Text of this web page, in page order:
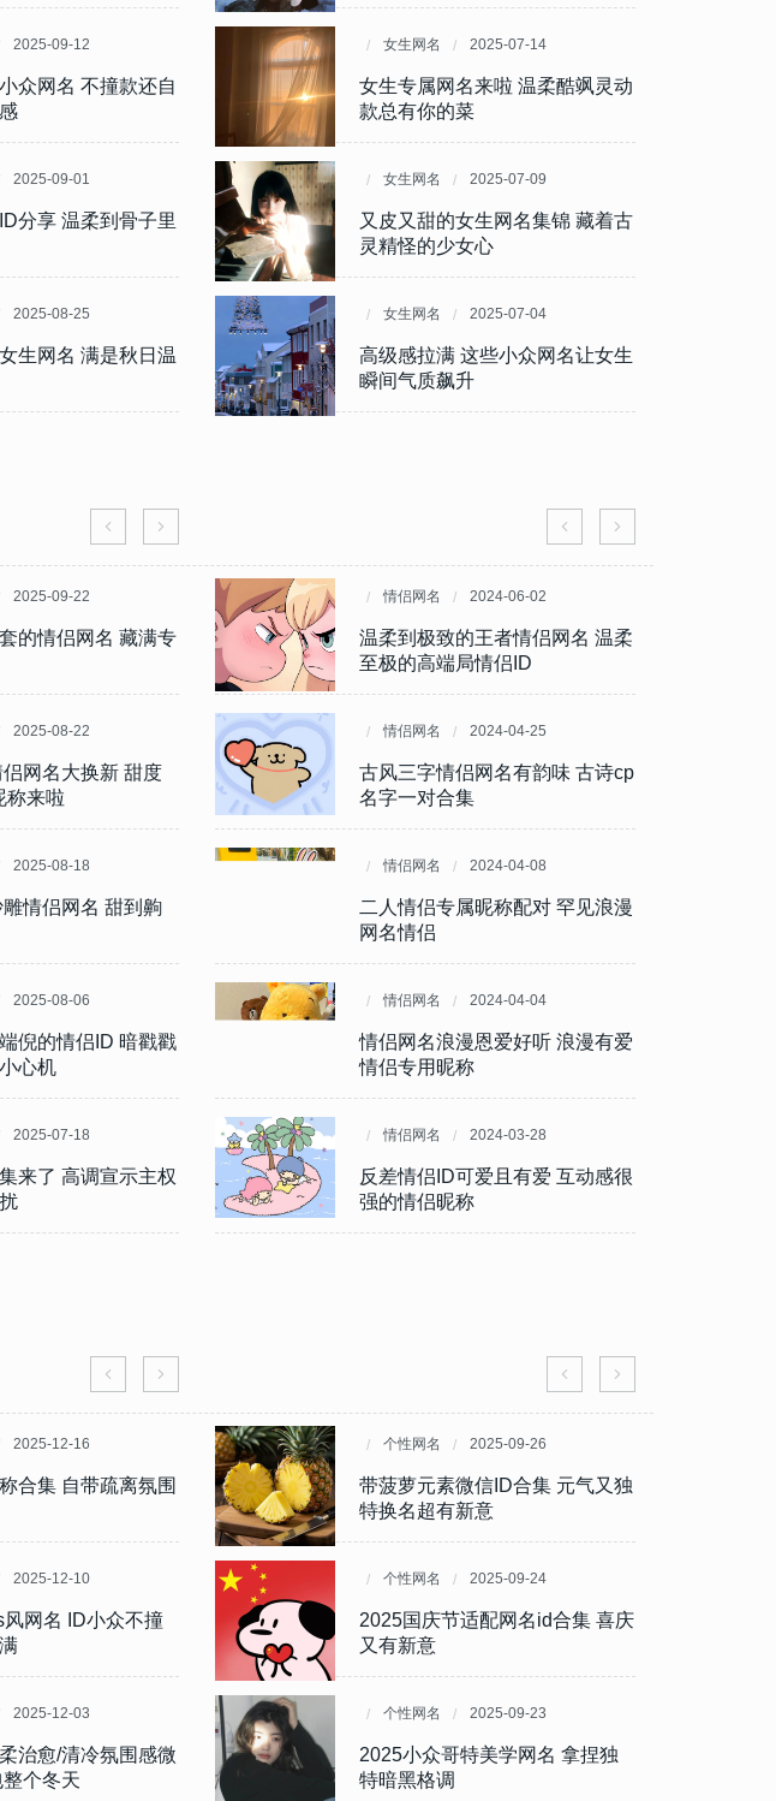
2025-09-12
众网名 不撞款还自
2025-09-01
分享 温柔到骨子里
2025-08-25
生网名 满是秋日温
女生网名 2025-08-12
有趣又有料 2025超有深度的女
生微信网名大赏
女生网名 2025-08-09
2025最新花系ID浪漫集 把花期
藏进名字里
女生网名 2025-08-08
给闺蜜的爆笑备注大全 让友情甜
度超标
2024-06-30
值得一用 超火不会
昵称
2024-06-28
爱的女生网名 女
称大全
2024-06-13
名字简单气质 大气
昵称
女生网名 2025-07-14
女生专属网名来啦 温柔酷飒灵动
款总有你的菜
女生网名 2025-07-09
又皮又甜的女生网名集锦 藏着古
灵精怪的少女心
女生网名 2025-07-04
高级感拉满 这些小众网名让女生
瞬间气质飙升
2025-09-22
的情侣网名 藏满专
2025-08-22
网名大换新 甜度
称来啦
2025-08-18
情侣网名 甜到齁
2025-08-06
倪的情侣ID 暗戳戳
心机
2025-07-18
来了 高调宣示主权
情侣网名 2025-07-16
私藏稀有情侣名大公开 甜而不腻
撞名算我输
情侣网名 2025-07-14
这些昵称赌你没见过 独特到让人
过目难忘
情侣网名 2025-07-04
七字昵称控必收 2025小众又高
级的ID灵感库
情侣网名 2025-06-30
2025疯批情侣网名大合集 癫公
癫婆的恋爱日常太甜了
情侣网名 2024-06-03
让人过目不忘的网名情侣网名 亲
密不肉麻的昵称
2024-03-27
诗意情侣网名
侣昵称一对幸福
2024-03-10
撞情侣网名 不俗气
的情侣名
2024-02-12
一男一女浪漫好听
情侣昵称
2024-01-21
情侣网名 很好听的
2024-01-10
爱的情侣ID 很甜
对
情侣网名 2024-06-02
温柔到极致的王者情侣网名 温柔
至极的高端局情侣ID
情侣网名 2024-04-25
古风三字情侣网名有韵味 古诗cp
名字一对合集
情侣网名 2024-04-08
二人情侣专属昵称配对 罕见浪漫
网名情侣
情侣网名 2024-04-04
情侣网名浪漫恩爱好听 浪漫有爱
情侣专用昵称
情侣网名 2024-03-28
反差情侣ID可爱且有爱 互动感很
强的情侣昵称
2025-12-16
合集 自带疏离氛围
2025-12-10
风网名 ID小众不撞
2025-12-03
治愈/清冷氛围感微
个冬天
个性网名 2025-11-20
让人心动的网名昵称 自带氛围感
的个性标识
个性网名 2025-11-17
有新意的小众网名合集 解锁专属
个性标识
个性网名 2025-11-07
累到无力微信昵称合集 精准戳中
当代人疲惫状态
2025-09-19
趣小众网名 自带
2025-09-19
称 适配社交账号的
2025-09-18
分享 简单自带清爽
个性网名 2025-09-26
带菠萝元素微信ID合集 元气又独
特换名超有新意
个性网名 2025-09-24
2025国庆节适配网名id合集 喜庆
又有新意
个性网名 2025-09-23
2025小众哥特美学网名 拿捏独
特暗黑格调